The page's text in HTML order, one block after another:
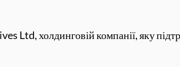
Ltd, холдинговій компанії, яку